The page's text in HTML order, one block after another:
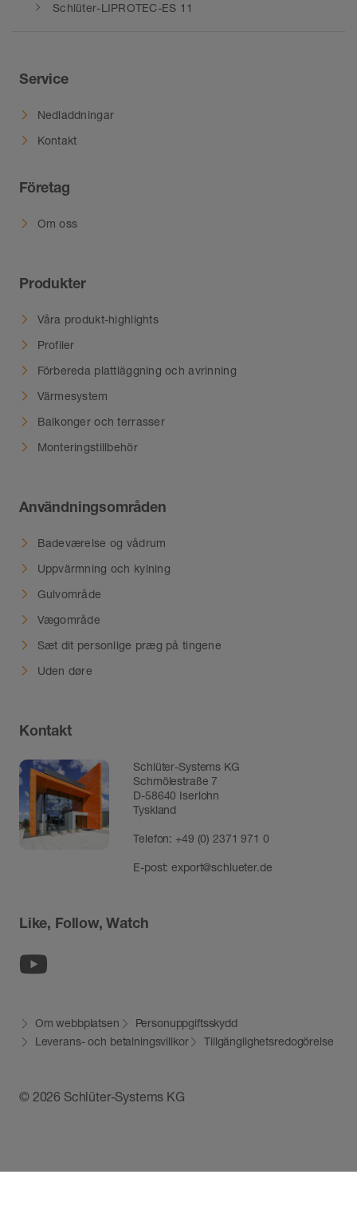
Schlüter-LIPROTEC-ES 11
Service
Nedladdningar
Kontakt
Företag
Om oss
Produkter
Våra produkt-highlights
Profiler
Förbereda plattläggning och avrinning
Värmesystem
Balkonger och terrasser
Monteringstillbehör
Användningsområden
Badeværelse og vådrum
Uppvärmning och kylning
Gulvområde
Vægområde
Sæt dit personlige præg på tingene
Uden døre
Kontakt
Schlüter-Systems KG
Schmölestraße 7
D-58640 Iserlohn
Tyskland
Telefon:+49 (0) 2371 971 0
E-post:export@schlueter.de
Like, Follow, Watch
© 2026 Schlüter-Systems KG
Om webbplatsen
Personuppgiftsskydd
Leverans- och betalningsvillkor
Tillgänglighetsredogörelse